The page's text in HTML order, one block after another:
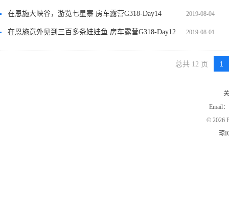
车露营G318-Day12
在恩施大峡谷，游览七星寨 房车露营G318-Day14 2019-08-04
在恩施意外见到三百多条娃娃鱼 房车露营G318-Day12 2019-08-01
总共 12 页 1
Email
© 2026
琼